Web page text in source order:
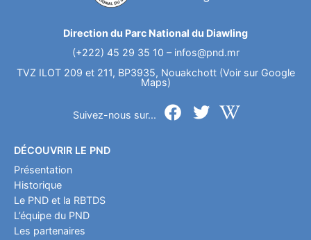
Direction du Parc National du Diawling
(+222) 45 29 35 10 – infos@pnd.mr
TVZ ILOT 209 et 211, BP3935, Nouakchott (Voir sur Google
Maps)
Suivez-nous sur...
DÉCOUVRIR LE PND
Présentation
Historique
Le PND et la RBTDS
L’équipe du PND
Les partenaires